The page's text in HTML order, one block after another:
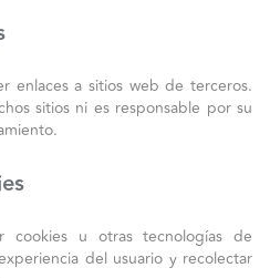
enlaces a sitios web de terceros.
sitios ni es responsable por su
cookies u otras tecnologías de
del usuario y recolectar